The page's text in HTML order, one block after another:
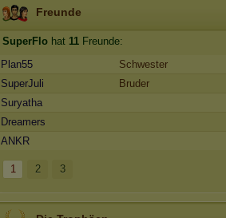
Freunde
SuperFlo hat 11 Freunde:
Plan55
Schwester
SuperJuli
Bruder
Suryatha
Dreamers
ANKR
1 2 3